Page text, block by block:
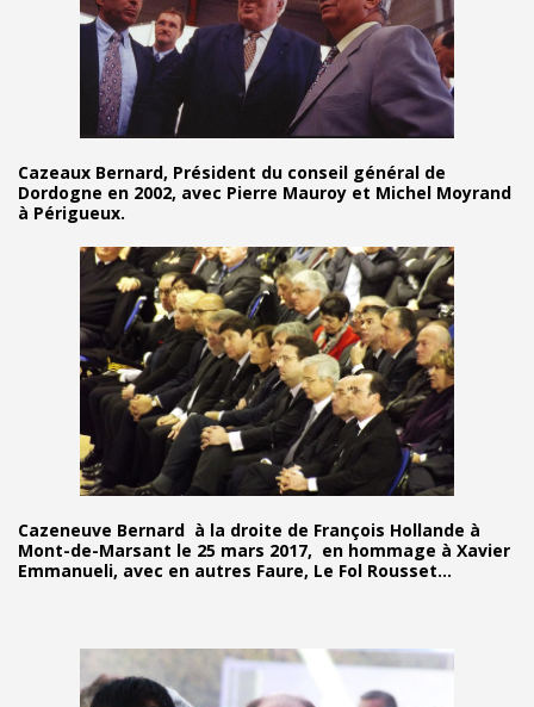
Cazeaux Bernard, Président du conseil général de
Dordogne en 2002, avec Pierre Mauroy et Michel Moyrand
à Périgueux.
Cazeneuve Bernard à la droite de François Hollande à
Mont-de-Marsant le 25 mars 2017, en hommage à Xavier
Emmanueli, avec en autres Faure, Le Fol Rousset...